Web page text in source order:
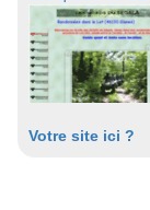
Votre site ici ?